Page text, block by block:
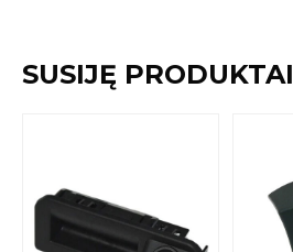
SUSIJĘ PRODUKTAI